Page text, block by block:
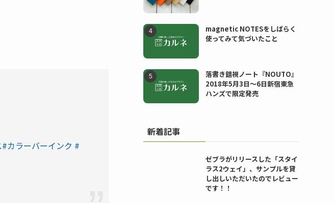
#カラーバーインク #
magnetic NOTESをしばらく
使ってみて気づいたこと
落書き錯視ノート『NOUTO』
2018年5月3日〜6日新宿東急
ハンズで限定発売
新着記事
ゼブラがリリースした「スタイ
ラス2ウェイ」、サンプルを貸
し出しいただいたのでレビュー
です！！